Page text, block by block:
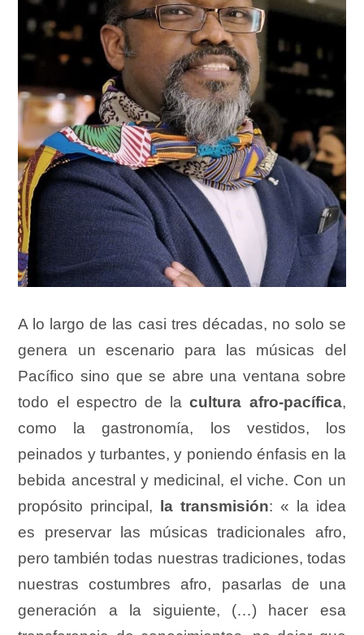
A lo largo de las casi tres décadas, no solo se
genera un escenario para las músicas del
Pacífico sino que se abre una ventana sobre
todo el espectro de lacultura afro-pacífica,
como la gastronomía, los vestidos, los
peinados y turbantes, y poniendo énfasis en la
bebida ancestral y medicinal, el viche. Con un
propósito principal,
la transmisión: « la idea
es preservar las músicas tradicionales afro,
pero también todas nuestras tradiciones, todas
nuestras costumbres afro, pasarlas de una
generación a la siguiente, (…) hacer esa